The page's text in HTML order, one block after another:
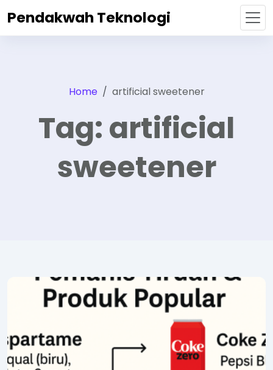
Pendakwah Teknologi
Home artificial sweetener
Tag:artificial
sweetener